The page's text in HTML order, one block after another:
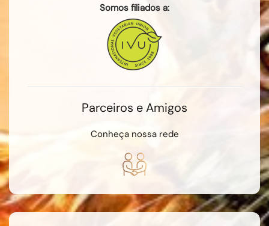
Somos filiados a:
Parceiros e Amigos
Conheça nossa rede